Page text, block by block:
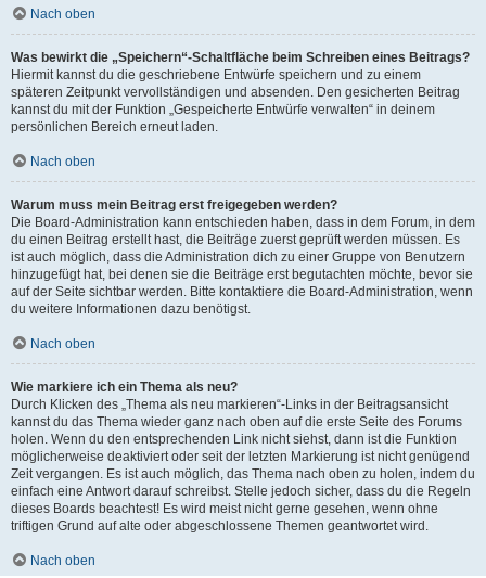
Nach oben
Was bewirkt die „Speichern“-Schaltfläche beim Schreiben eines Beitrags?
Hiermit kannst du die geschriebene Entwürfe speichern und zu einem
späteren Zeitpunkt vervollständigen und absenden. Den gesicherten Beitrag
kannst du mit der Funktion „Gespeicherte Entwürfe verwalten“ in deinem
persönlichen Bereich erneut laden.
Nach oben
Warum muss mein Beitrag erst freigegeben werden?
Die Board-Administration kann entschieden haben, dass in dem Forum, in dem
du einen Beitrag erstellt hast, die Beiträge zuerst geprüft werden müssen. Es
ist auch möglich, dass die Administration dich zu einer Gruppe von Benutzern
hinzugefügt hat, bei denen sie die Beiträge erst begutachten möchte, bevor sie
auf der Seite sichtbar werden. Bitte kontaktiere die Board-Administration, wenn
du weitere Informationen dazu benötigst.
Nach oben
Wie markiere ich ein Thema als neu?
Durch Klicken des „Thema als neu markieren“-Links in der Beitragsansicht
kannst du das Thema wieder ganz nach oben auf die erste Seite des Forums
holen. Wenn du den entsprechenden Link nicht siehst, dann ist die Funktion
möglicherweise deaktiviert oder seit der letzten Markierung ist nicht genügend
Zeit vergangen. Es ist auch möglich, das Thema nach oben zu holen, indem du
einfach eine Antwort darauf schreibst. Stelle jedoch sicher, dass du die Regeln
dieses Boards beachtest! Es wird meist nicht gerne gesehen, wenn ohne
triftigen Grund auf alte oder abgeschlossene Themen geantwortet wird.
Nach oben